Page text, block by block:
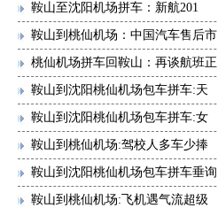
鞍山至沈阳机场拼车：新航201
鞍山到桃仙机场：中国汽车售后市
桃仙机场拼车回鞍山：再谈航班正
鞍山到沈阳桃仙机场包车拼车:天
鞍山到沈阳桃仙机场包车拼车:女
鞍山到桃仙机场:驾校人多车少捧
鞍山到沈阳桃仙机场包车拼车垂询
鞍山到桃仙机场:飞机遇气流超级